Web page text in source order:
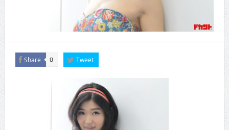
Share 0 Tweet